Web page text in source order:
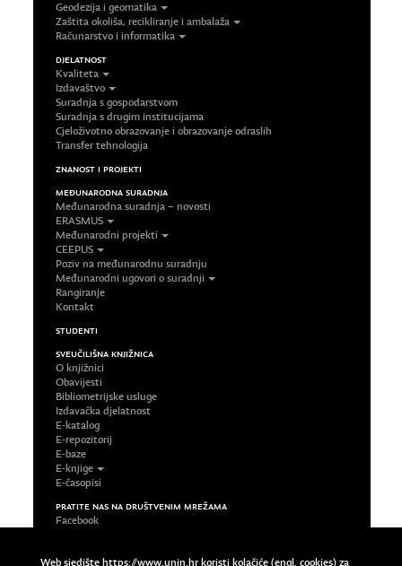
Geodezija i geomatika
Zaštita okoliša, recikliranje i ambalaža
Računarstvo i informatika
DJELATNOST
Kvaliteta
Izdavaštvo
Suradnja s gospodarstvom
Suradnja s drugim institucijama
Cjeloživotno obrazovanje i obrazovanje odraslih
Transfer tehnologija
ZNANOST I PROJEKTI
MEĐUNARODNA SURADNJA
Međunarodna suradnja – novosti
ERASMUS
Međunarodni projekti
CEEPUS
Poziv na međunarodnu suradnju
Međunarodni ugovori o suradnji
Rangiranje
Kontakt
STUDENTI
SVEUČILIŠNA KNJIŽNICA
O knjižnici
Obavijesti
Bibliometrijske usluge
Izdavačka djelatnost
E-katalog
E-repozitorij
E-baze
E-knjige
E-časopisi
PRATITE NAS NA DRUŠTVENIM MREŽAMA
Facebook
Twitter
Web sjedište https://www.unin.hr koristi kolačiće (engl. cookies) za